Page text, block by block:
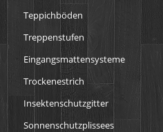
Teppichböden
Treppenstufen
Eingangsmattensysteme
Trockenestrich
Insektenschutzgitter
Sonnenschutzplissees